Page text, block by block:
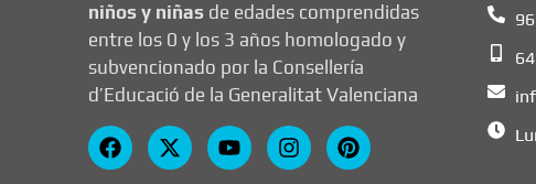
niños y niñas de edades comprendidas
entre los 0 y los 3 años homologado y
subvencionado por la Consellería
d’Educació de la Generalitat Valenciana